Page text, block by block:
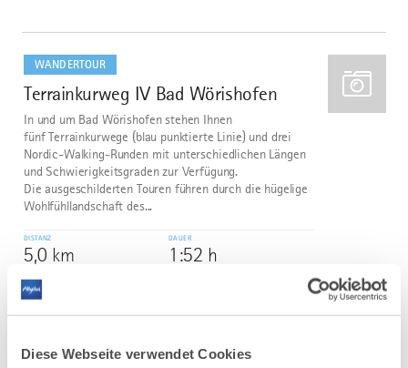
Diese Webseite verwendet Cookies
WANDERTOUR
3
Terrainkurweg IV Bad Wörishofen
In und um Bad Wörishofen stehen Ihnen
fünf Terrainkurwege (blau punktierte Linie) und drei
Nordic-Walking-Runden mit unterschiedlichen Längen
und Schwierigkeitsgraden zur Verfügung.
Die ausgeschilderten Touren führen durch die hügelige
Wohlfühllandschaft des...
DISTANZ
5,0 km
DAUER
1:52 h
AUFSTIEG
31 m
dazu
mehr